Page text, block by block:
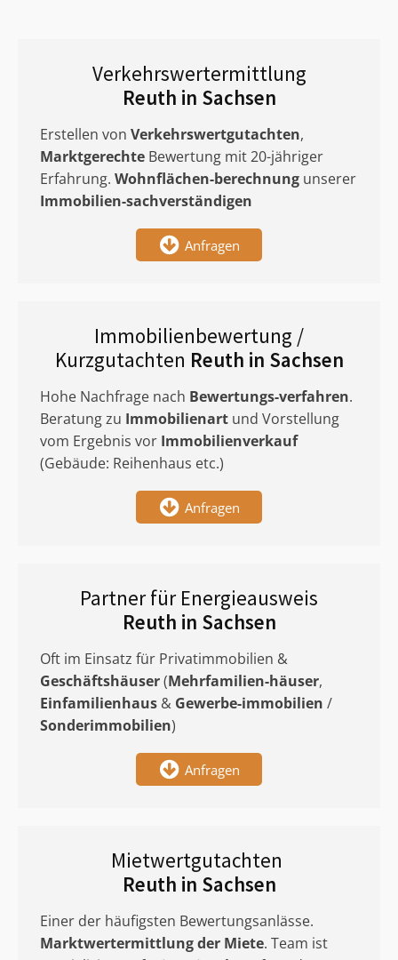
Verkehrswertermittlung
Reuth in Sachsen
Erstellen von Verkehrswertgutachten,
Marktgerechte Bewertung mit 20-jähriger
Erfahrung. Wohnflächen-berechnung unserer
Immobilien-sachverständigen
Anfragen
Immobilienbewertung /
Kurzgutachten Reuth in Sachsen
Hohe Nachfrage nach Bewertungs-verfahren.
Beratung zu Immobilienart und Vorstellung
vom Ergebnis vor Immobilienverkauf
(Gebäude: Reihenhaus etc.)
Anfragen
Partner für Energieausweis
Reuth in Sachsen
Oft im Einsatz für Privatimmobilien &
Geschäftshäuser(Mehrfamilien-häuser,
Einfamilienhaus & Gewerbe-immobilien /
Sonderimmobilien)
Anfragen
Mietwertgutachten
Reuth in Sachsen
Einer der häufigsten Bewertungsanlässe.
Marktwertermittlungder Miete. Team ist